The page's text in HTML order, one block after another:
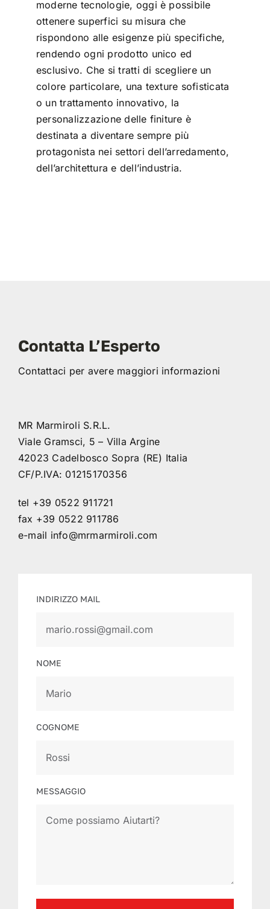
moderne tecnologie, oggi è possibile
ottenere superfici su misura che
rispondono alle esigenze più specifiche,
rendendo ogni prodotto unico ed
esclusivo. Che si tratti di scegliere un
colore particolare, una texture sofisticata
o un trattamento innovativo, la
personalizzazione delle finiture è
destinata a diventare sempre più
protagonista nei settori dell’arredamento,
dell’architettura e dell’industria.
Contatta L’Esperto
Contattaci per avere maggiori informazioni
MR Marmiroli S.R.L.
Viale Gramsci, 5 – Villa Argine
42023 Cadelbosco Sopra (RE) Italia
CF/P.IVA: 01215170356
tel +39 0522 911721
fax +39 0522 911786
e-mail info@mrmarmiroli.com
INDIRIZZO MAIL
NOME
COGNOME
MESSAGGIO